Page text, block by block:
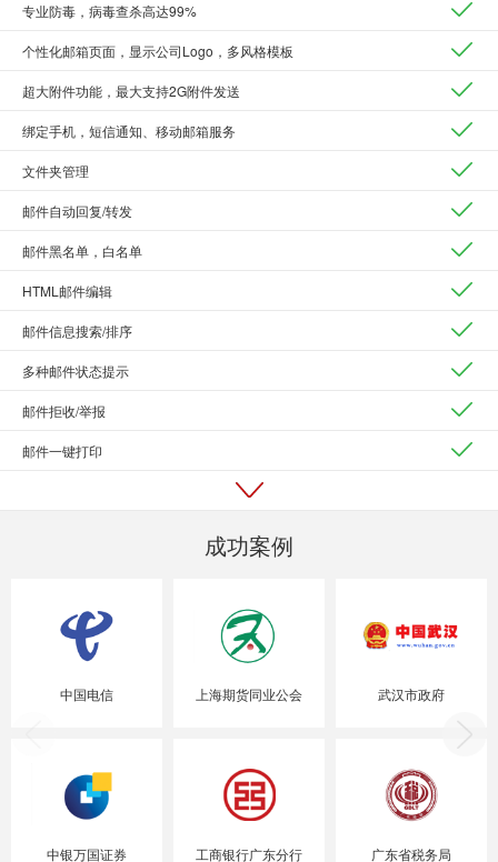
专业防毒，病毒查杀高达99%
个性化邮箱页面，显示公司Logo，多风格模板
超大附件功能，最大支持2G附件发送
绑定手机，短信通知、移动邮箱服务
文件夹管理
邮件自动回复/转发
邮件黑名单，白名单
HTML邮件编辑
邮件信息搜索/排序
多种邮件状态提示
邮件拒收/举报
邮件一键打印
成功案例
中国电信
中银万国证券
上海期货同业公会
工商银行广东分行
武汉市政府
广东省税务局